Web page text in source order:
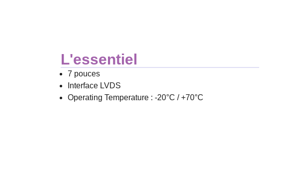
L'essentiel
7 pouces
Interface LVDS
Operating Temperature : -20°C / +70°C